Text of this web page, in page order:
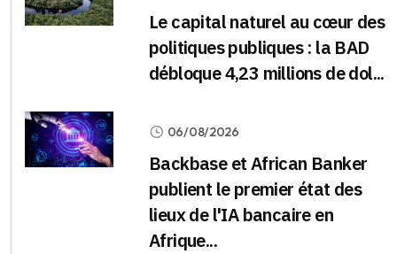
Le capital naturel au cœur des
politiques publiques : la BAD
débloque 4,23 millions de dol...
06/08/2026
Backbase et African Banker
publient le premier état des
lieux de l'IA bancaire en
Afrique...